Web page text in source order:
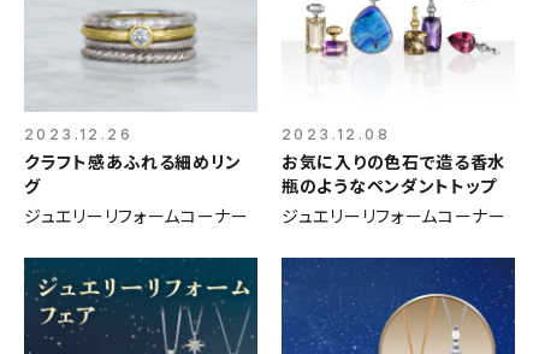
2023.12.26
クラフト感あふれる細めリン
グ
ジュエリーリフォームコーナー
2023.12.08
お気に入りの色石で造る香水
瓶のようなペンダントトップ
ジュエリーリフォームコーナー